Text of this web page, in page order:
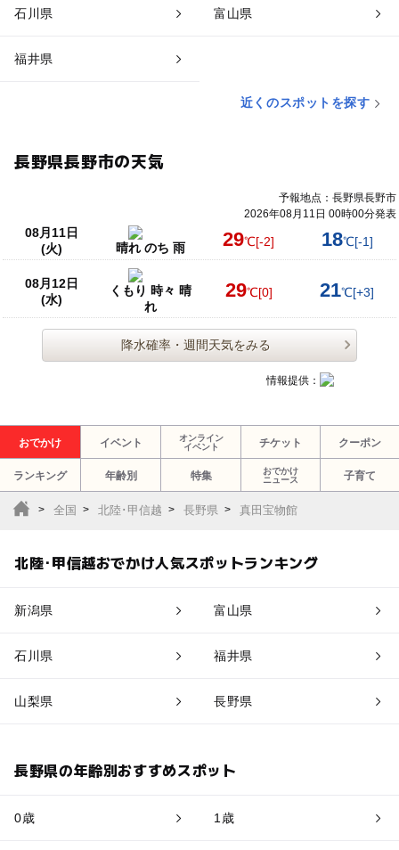
石川県 富山県
福井県
近くのスポットを探す
長野県長野市の天気
予報地点：長野県長野市
2026年08月11日 00時00分発表
08月11日
(火)
晴れ のち 雨 29℃[-2] 18℃[-1]
08月12日
(水)
くもり 時々 晴
れ
29℃[0] 21℃[+3]
降水確率・週間天気をみる
情報提供：
おでかけ イベント
オンライン
イベント
チケット クーポン
ランキング 年齢別 特集
おでかけ
ニュース
子育て
全国 北陸･甲信越 長野県 真田宝物館
北陸･甲信越おでかけ人気スポットランキング
新潟県 富山県
石川県 福井県
山梨県 長野県
長野県の年齢別おすすめスポット
0歳 1歳